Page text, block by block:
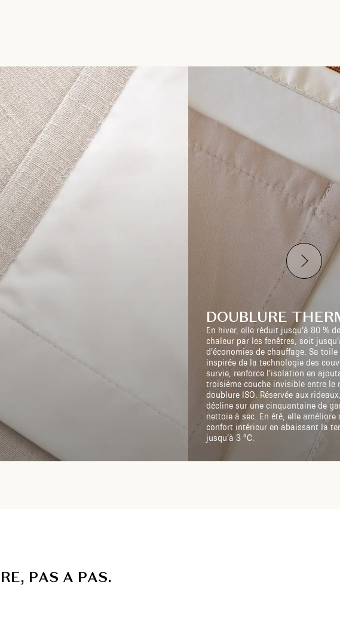
DOUBLURE
En hiver, elle réduit jusqu’à 80 %
chaleur par les fenêtres, soit
d’économies de chauffage. Sa
inspirée de la technologie des
survie, renforce l’isolation en
troisième couche invisible entre le
doublure ISO. Réservée aux
décline sur une cinquantaine de
nettoie à sec. En été, elle améliore
confort intérieur en abaissant la
jusqu’à 3 °C.
RE, PAS A PAS.